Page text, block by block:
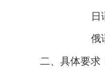
日
俄
二、具体要求